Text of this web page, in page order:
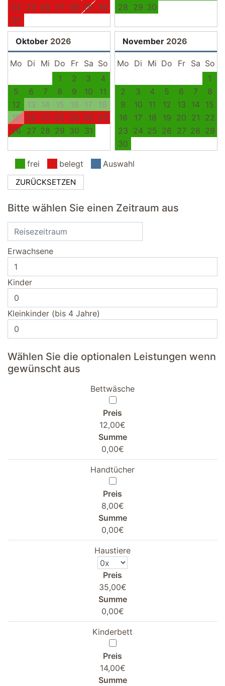
24 25 26 27 28 29 30
31
28 29 30
Oktober 2026
Mo Di Mi Do Fr Sa So
1
2 3
4
5
6 7 8 9 10
11
12
13 14 15 16 17
18
19
20 21 22 23 24 25
26
27 28 29 30 31
November 2026
Mo Di Mi Do Fr Sa So
1
2
3 4 5 6 7
8
9
10 11 12 13 14
15
16
17 18 19 20 21
22
23 24 25 26 27 28 29
30
frei
belegt Auswahl
ZURÜCKSETZEN
Bitte wählen Sie einen Zeitraum aus
Erwachsene
Kinder
Kleinkinder (bis 4 Jahre)
Wählen Sie die optionalen Leistungen wenn
gewünscht aus
Bettwäsche
Preis
12,00€
Summe
0,00€
Handtücher
Preis
8,00€
Summe
0,00€
Haustiere
Preis
35,00€
Summe
0,00€
Kinderbett
Preis
14,00€
Summe